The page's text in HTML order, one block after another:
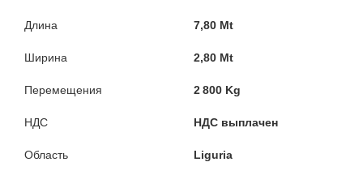
Длина 7,80 Mt
Ширина 2,80 Mt
Перемещения 2 800 Kg
НДС НДС выплачен
Область Liguria